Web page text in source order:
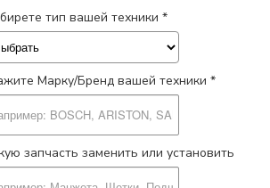
тип вашей техники *
Марку/Бренд вашей техники *
запчасть заменить или установить